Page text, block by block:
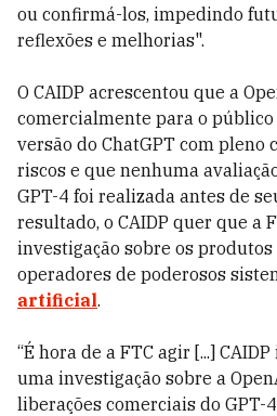
ou confirmá-los, impedindo
reflexões e melhorias".
O CAIDP acrescentou que a
comercialmente para o
versão do ChatGPT com pleno
riscos e que nenhuma
GPT-4 foi realizada antes de
resultado, o CAIDP quer que a
investigação sobre os
operadores de poderosos
artificial.
“É hora de a FTC agir [...]
uma investigação sobre a
liberações comerciais do GPT-